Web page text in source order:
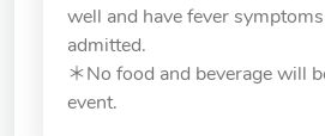
well and have fever
admitted.
＊No food and beverage will
event.